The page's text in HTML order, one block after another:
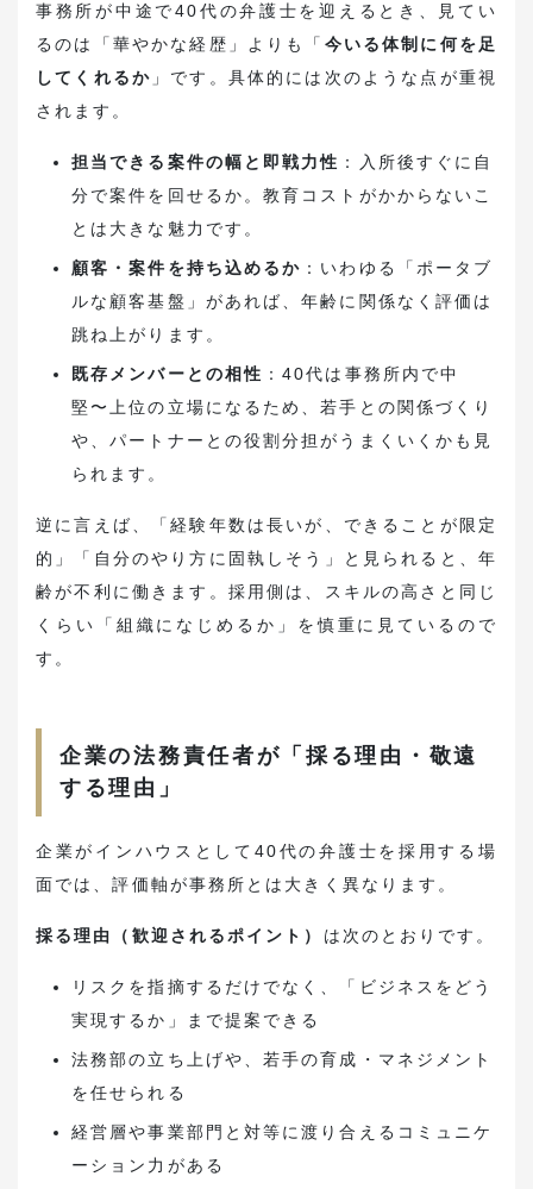
事務所が中途で40代の弁護士を迎えるとき、見てい
るのは「華やかな経歴」よりも「 今いる体制に何を足
してくれるか 」です。具体的には次のような点が重視
されます。
担当できる案件の幅と即戦力性 ：入所後すぐに自
分で案件を回せるか。教育コストがかからないこ
とは大きな魅力です。
顧客・案件を持ち込めるか ：いわゆる「ポータブ
ルな顧客基盤」があれば、年齢に関係なく評価は
跳ね上がります。
既存メンバーとの相性 ：40代は事務所内で中
堅〜上位の立場になるため、若手との関係づくり
や、パートナーとの役割分担がうまくいくかも見
られます。
逆に言えば、「経験年数は長いが、できることが限定
的」「自分のやり方に固執しそう」と見られると、年
齢が不利に働きます。採用側は、スキルの高さと同じ
くらい「組織になじめるか」を慎重に見ているので
す。
企業の法務責任者が「採る理由・敬遠
する理由」
企業がインハウスとして40代の弁護士を採用する場
面では、評価軸が事務所とは大きく異なります。
採る理由（歓迎されるポイント） は次のとおりです。
リスクを指摘するだけでなく、「ビジネスをどう
実現するか」まで提案できる
法務部の立ち上げや、若手の育成・マネジメント
を任せられる
経営層や事業部門と対等に渡り合えるコミュニケ
ーション力がある